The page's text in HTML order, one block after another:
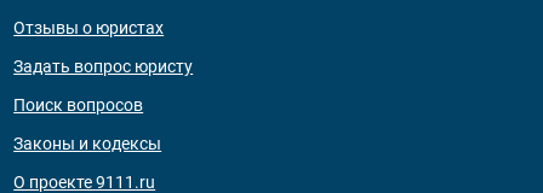
Отзывы о юристах
Задать вопрос юристу
Поиск вопросов
Законы и кодексы
О проекте 9111.ru